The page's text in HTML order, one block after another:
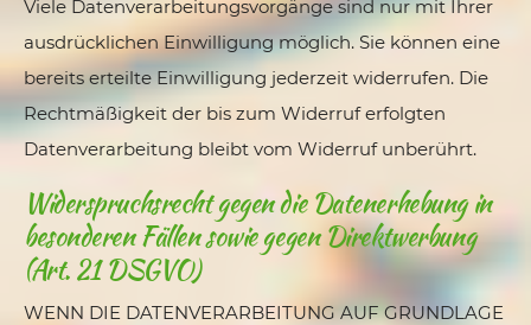
Viele Datenverarbeitungsvorgänge sind nur mit Ihrer
ausdrücklichen Einwilligung möglich. Sie können eine
bereits erteilte Einwilligung jederzeit widerrufen. Die
Rechtmäßigkeit der bis zum Widerruf erfolgten
Datenverarbeitung bleibt vom Widerruf unberührt.
Widerspruchsrecht gegen die Datenerhebung in
besonderen Fällen sowie gegen Direktwerbung
(Art. 21 DSGVO)
WENN DIE DATENVERARBEITUNG AUF GRUNDLAGE